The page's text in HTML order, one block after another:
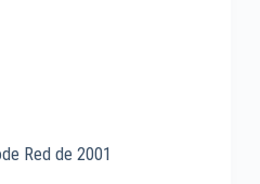
Red de 2001